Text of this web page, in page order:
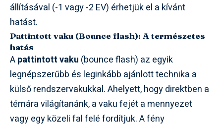
állításával (-1 vagy -2 EV) érhetjük el a kívánt
hatást.
Pattintott vaku (Bounce flash): A természetes
hatás
Apattintott vaku (bounce flash) az egyik
legnépszerűbb és leginkább ajánlott technika a
külső rendszervakukkal. Ahelyett, hogy direktben a
témára világítanánk, a vaku fejét a mennyezet
vagy egy közeli fal felé fordítjuk. A fény